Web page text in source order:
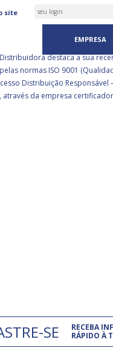
site
EMPRESA
DISTRIBUIDORA É
PELA BSI
destaca a sua
normas ISO 9001
Distribuição Responsável
através da empresa
SE
RECEBA
RÁPIDO À